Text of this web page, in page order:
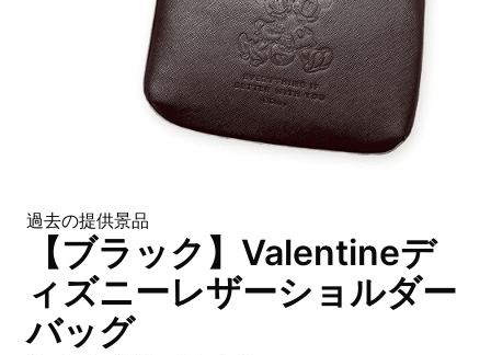
過去の提供景品
【ブラック】Valentineデ
ィズニーレザーショルダー
バッグ